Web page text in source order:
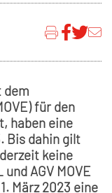
dem
für den
haben eine
Bis dahin gilt
keine
AGV MOVE
März 2023 eine